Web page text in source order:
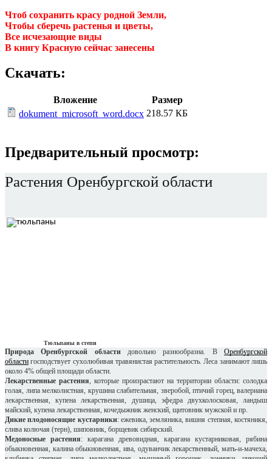
Чтоб сохранить красу родной Земли,
Чтобы сберечь растенья и цветы,
Все исчезающие виды
В книгу Красную сейчас занесены
Скачать:
Вложение
Размер
dokument_microsoft_word.docx 218.57 КБ
Предварительный просмотр:
Растения Оренбургской области
Тюльпаны в степи
Природа Оренбургской областидовольно разнообразна. ВОренбургской
области господствует сухолюбивая травянистая растительность. Леса занимают лишь
около 4% общей площади области.
Лекарственные растения , которые произрастают на территории области: солодка
голая, липа мелколистная, крушина слабительная, зверобой, птичий горец, валериана
лекарственная, купена лекарственная, душица, эфедра двухколосковая, ландыш
майский, купена лекарственная, кочедыжник женский, щитовник мужской и пр.
Дикие плодоносящие кустарники: ежевика, земляника, вишня степная, костяникя,
слива колючая (терн), шиповник, борщевик сибирский.
Медоносные растения: карагана древовидная, карагана кустарниковая, рябина
обыкновенная, калина обыкновенная, ива, одуванчик лекарственный, мать-и-мачеха,